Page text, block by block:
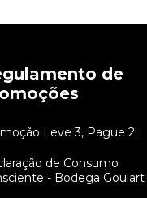
de
Leve 3, Pague 2!
de Consumo
- Bodega Goulart